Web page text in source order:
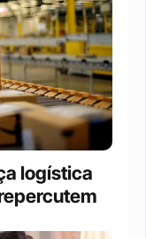
logística